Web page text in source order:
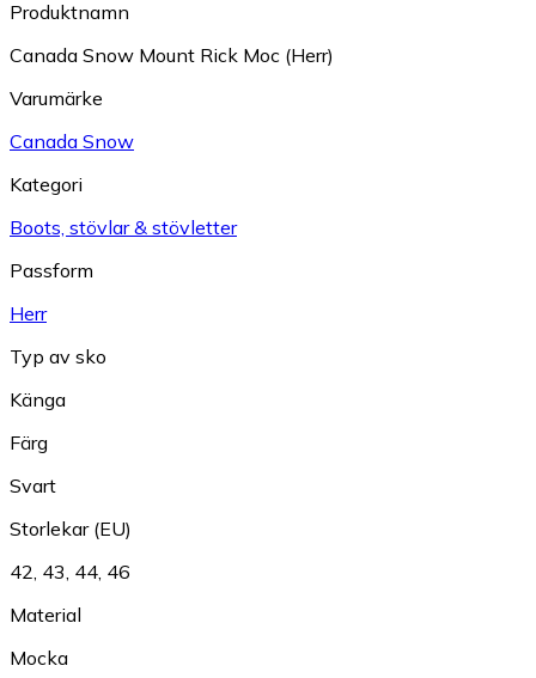
Produktnamn
Canada Snow Mount Rick Moc (Herr)
Varumärke
Canada Snow
Kategori
Boots, stövlar & stövletter
Passform
Herr
Typ av sko
Känga
Färg
Svart
Storlekar (EU)
42, 43, 44, 46
Material
Mocka